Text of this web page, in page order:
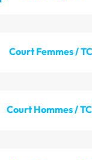
Court Femmes /
Court Hommes /